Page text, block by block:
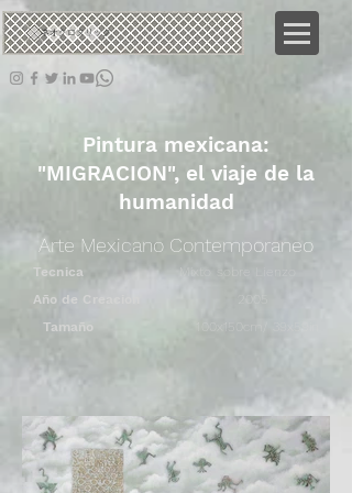
ネオクロタリック
Pintura mexicana:
"MIGRACION", el viaje de la
humanidad
Arte Mexicano Contemporaneo
Tecnica
Mixto sobre Lienzo
Año de Creacion
Tamaño
2005